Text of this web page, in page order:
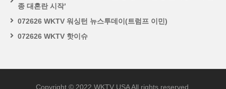
종 대혼란 시작’
072626 WKTV 워싱턴 뉴스투데이(트럼프 이민)
072626 WKTV 핫이슈
Copyright © 2022 WKTV USA All rights reserved.